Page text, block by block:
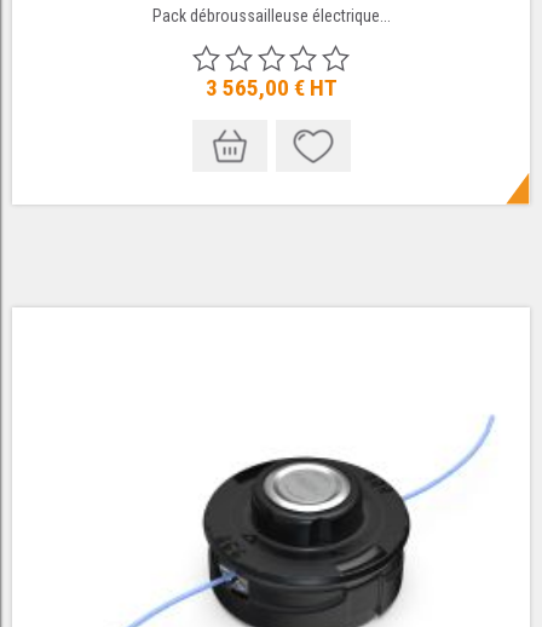
Pack débroussailleuse électrique...
3 565,00 € HT